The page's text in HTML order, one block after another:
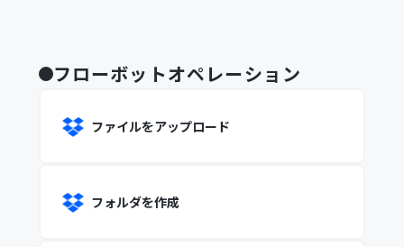
フローボットオペレーション
ファイルをアップロード
フォルダを作成